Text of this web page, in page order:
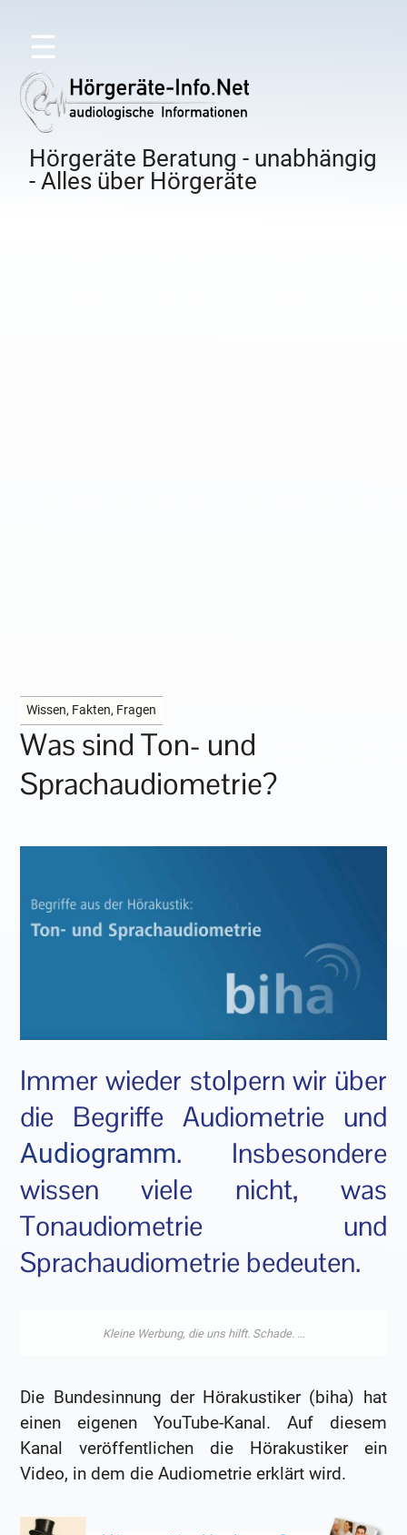
☰
Hörgeräte Beratung - unabhängig
- Alles über Hörgeräte
Wissen, Fakten, Fragen
Was sind Ton- und
Sprachaudiometrie?
Immer wieder stolpern wir über
die Begriffe Audiometrie und
Audiogramm. Insbesondere
wissen viele nicht, was
Tonaudiometrie und
Sprachaudiometrie bedeuten.
Die Bundesinnung der Hörakustiker (biha) hat
einen eigenen YouTube-Kanal. Auf diesem
Kanal veröffentlichen die Hörakustiker ein
Video, in dem die Audiometrie erklärt wird.